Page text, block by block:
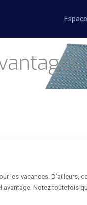
les vacances. D’ailleurs,
avantage. Notez toutefois